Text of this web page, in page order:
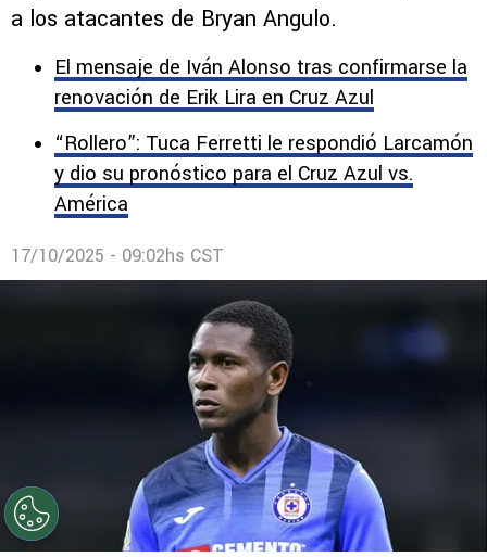
a los atacantes de Bryan Angulo.
El mensaje de Iván Alonso tras confirmarse la
renovación de Erik Lira en Cruz Azul
“Rollero”: Tuca Ferretti le respondió Larcamón
y dio su pronóstico para el Cruz Azul vs.
América
17/10/2025 - 09:02hs CST